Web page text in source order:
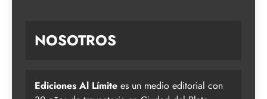
NOSOTROS
Ediciones Al Límite es un medio editorial con